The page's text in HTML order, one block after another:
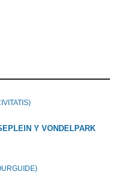
Y VONDELPARK